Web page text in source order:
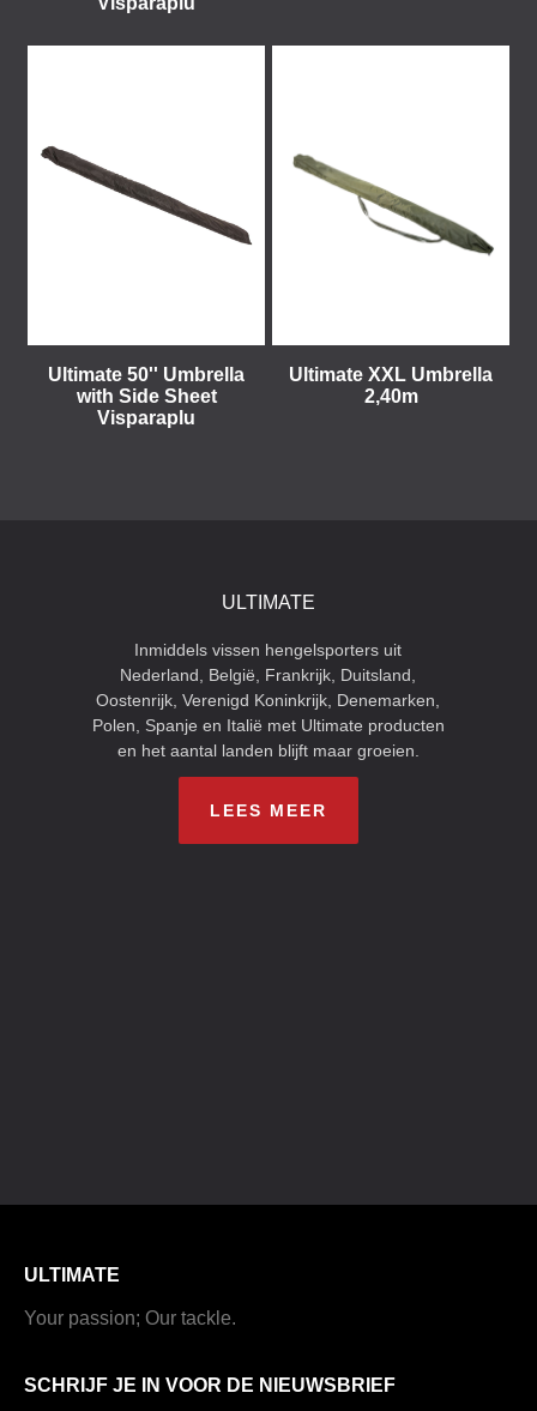
Ultimate 50'' Umbrella
with Side Sheet
Visparaplu
Ultimate XXL Umbrella
2,40m
ULTIMATE
Inmiddels vissen hengelsporters uit
Nederland, België, Frankrijk, Duitsland,
Oostenrijk, Verenigd Koninkrijk, Denemarken,
Polen, Spanje en Italië met Ultimate producten
en het aantal landen blijft maar groeien.
LEES MEER
ULTIMATE
Your passion; Our tackle.
SCHRIJF JE IN VOOR DE NIEUWSBRIEF